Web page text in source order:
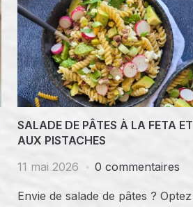
SALADE DE PÂTES À LA FETA ET
AUX PISTACHES
11 mai 2026
0 commentaires
Envie de salade de pâtes ? Optez